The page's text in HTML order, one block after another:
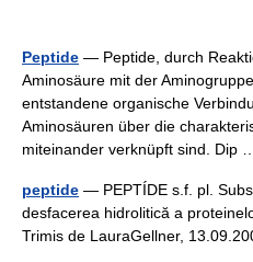
Peptide — Peptide, durch
Aminosäure mit der
entstandene organische
Aminosäuren über die
miteinander verknüpft sind. Dip
peptide — PEPTÍDE s.f. pl.
desfacerea hidrolitică a
Trimis de LauraGellner,